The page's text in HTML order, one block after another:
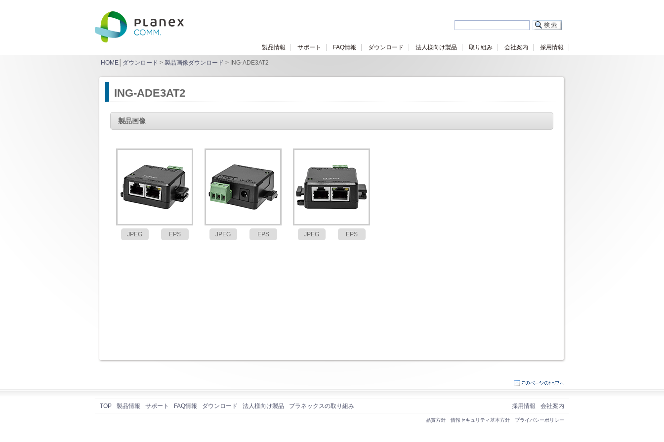
製品情報 サポート FAQ情報 ダウンロード 法人様向け製品 取り組み 会社案内 採用情報
HOME ダウンロード > 製品画像ダウンロード > ING-ADE3AT2
ING-ADE3AT2
製品画像
JPEG EPS JPEG EPS JPEG EPS
TOP 製品情報 サポート FAQ情報 ダウンロード 法人様向け製品 プラネックスの取り組み 会社案内
採用情報
プライバシーポリシー
情報セキュリティ基本方針
品質方針